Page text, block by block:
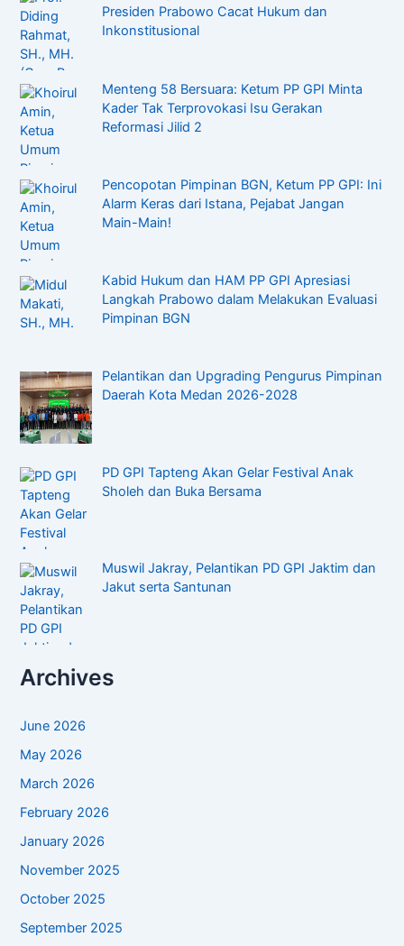
Presiden Prabowo Cacat Hukum dan
Inkonstitusional
Menteng 58 Bersuara: Ketum PP GPI Minta
Kader Tak Terprovokasi Isu Gerakan
Reformasi Jilid 2
Pencopotan Pimpinan BGN, Ketum PP GPI: Ini
Alarm Keras dari Istana, Pejabat Jangan
Main-Main!
Kabid Hukum dan HAM PP GPI Apresiasi
Langkah Prabowo dalam Melakukan Evaluasi
Pimpinan BGN
Pelantikan dan Upgrading Pengurus Pimpinan
Daerah Kota Medan 2026-2028
PD GPI Tapteng Akan Gelar Festival Anak
Sholeh dan Buka Bersama
Muswil Jakray, Pelantikan PD GPI Jaktim dan
Jakut serta Santunan
Archives
June 2026
May 2026
March 2026
February 2026
January 2026
November 2025
October 2025
September 2025